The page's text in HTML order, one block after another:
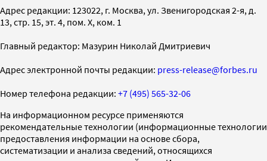
Адрес редакции: 123022, г. Москва, ул. Звенигородская 2-я, д.
13, стр. 15, эт. 4, пом. X, ком. 1
Главный редактор: Мазурин Николай Дмитриевич
Адрес электронной почты редакции: press-release@forbes.ru
Номер телефона редакции: +7 (495) 565-32-06
На информационном ресурсе применяются
рекомендательные технологии (информационные технологии
предоставления информации на основе сбора,
систематизации и анализа сведений, относящихся